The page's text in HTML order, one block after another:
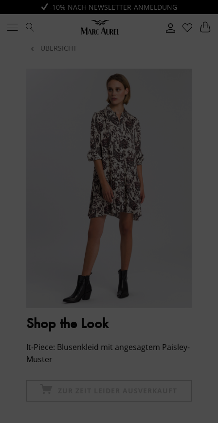
-10% NACH NEWSLETTER-ANMELDUNG
ÜBERSICHT
Shop the Look
It-Piece: Blusenkleid mit angesagtem Paisley-
Muster